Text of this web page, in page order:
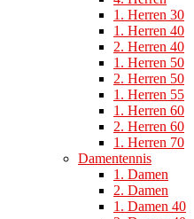
1. Herren 30
1. Herren 40
2. Herren 40
1. Herren 50
2. Herren 50
1. Herren 55
1. Herren 60
2. Herren 60
1. Herren 70
Damentennis
1. Damen
2. Damen
1. Damen 40